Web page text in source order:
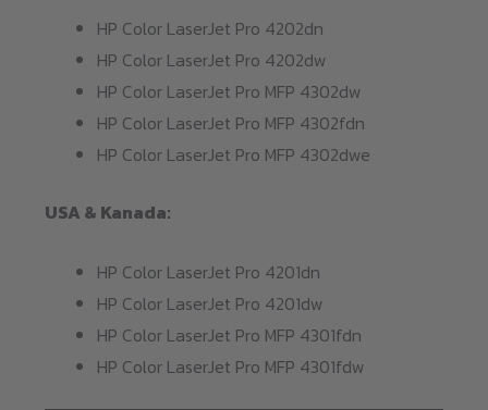
HP Color LaserJet Pro 4202dn
HP Color LaserJet Pro 4202dw
HP Color LaserJet Pro MFP 4302dw
HP Color LaserJet Pro MFP 4302fdn
HP Color LaserJet Pro MFP 4302dwe
USA & Kanada:
HP Color LaserJet Pro 4201dn
HP Color LaserJet Pro 4201dw
HP Color LaserJet Pro MFP 4301fdn
HP Color LaserJet Pro MFP 4301fdw